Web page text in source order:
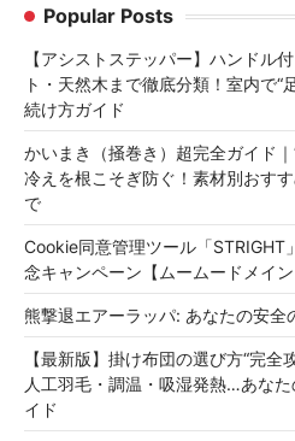
Popular Posts
【アシストステッパー】ハンドル
ト・天然木まで徹底分類！室内で“
続け方ガイド
かいまき（掻巻き）超完全ガイド
冷えを根こそぎ防ぐ！素材別おす
で
Cookie同意管理ツール「STRIGHT
念キャンペーン【ムームードメイン
熊撃退エアーラッパ: あなたの安全
【最新版】掛け布団の選び方“完全
人工羽毛・調温・吸湿発熱…あな
イド